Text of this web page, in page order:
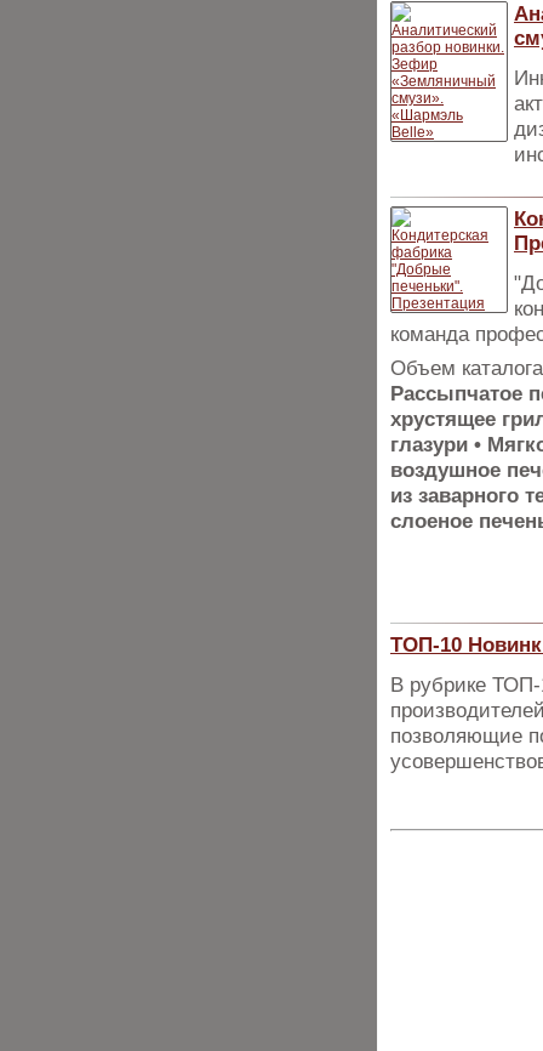
команда
Объем
Рассыпчатое
хрустящее
глазури •
воздушное
из заварного
слоеное
ТОП-10
В рубрике
позволяющие